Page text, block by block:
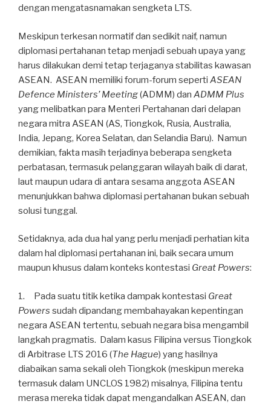
dengan mengatasnamakan sengketa LTS.
Meskipun terkesan normatif dan sedikit naif, namun
diplomasi pertahanan tetap menjadi sebuah upaya yang
harus dilakukan demi tetap terjaganya stabilitas kawasan
ASEAN. ASEAN memiliki forum-forum seperti ASEAN
Defence Ministers’ Meeting(ADMM) dan ADMM Plus
yang melibatkan para Menteri Pertahanan dari delapan
negara mitra ASEAN (AS, Tiongkok, Rusia, Australia,
India, Jepang, Korea Selatan, dan Selandia Baru). Namun
demikian, fakta masih terjadinya beberapa sengketa
perbatasan, termasuk pelanggaran wilayah baik di darat,
laut maupun udara di antara sesama anggota ASEAN
menunjukkan bahwa diplomasi pertahanan bukan sebuah
solusi tunggal.
Setidaknya, ada dua hal yang perlu menjadi perhatian kita
dalam hal diplomasi pertahanan ini, baik secara umum
maupun khusus dalam konteks kontestasi Great Powers:
1. Pada suatu titik ketika dampak kontestasi Great
Powers sudah dipandang membahayakan kepentingan
negara ASEAN tertentu, sebuah negara bisa mengambil
langkah pragmatis. Dalam kasus Filipina versus Tiongkok
di Arbitrase LTS 2016 (The Hague) yang hasilnya
diabaikan sama sekali oleh Tiongkok (meskipun mereka
termasuk dalam UNCLOS 1982) misalnya, Filipina tentu
merasa mereka tidak dapat mengandalkan ASEAN, dan